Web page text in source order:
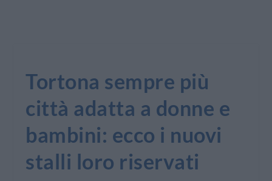
Tortona sempre più
città adatta a donne e
bambini: ecco i nuovi
stalli loro riservati